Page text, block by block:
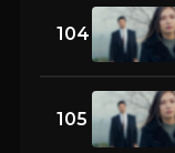
104
105